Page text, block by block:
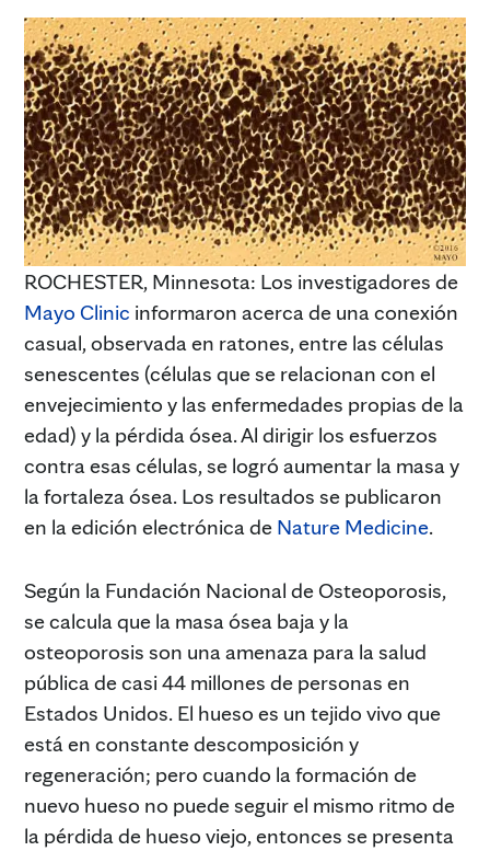
ROCHESTER, Minnesota: Los investigadores de
Mayo Clinic informaron acerca de una conexión
casual, observada en ratones, entre las células
senescentes (células que se relacionan con el
envejecimiento y las enfermedades propias de la
edad) y la pérdida ósea. Al dirigir los esfuerzos
contra esas células, se logró aumentar la masa y
la fortaleza ósea. Los resultados se publicaron
en la edición electrónica de Nature Medicine.
Según la Fundación Nacional de Osteoporosis,
se calcula que la masa ósea baja y la
osteoporosis son una amenaza para la salud
pública de casi 44 millones de personas en
Estados Unidos. El hueso es un tejido vivo que
está en constante descomposición y
regeneración; pero cuando la formación de
nuevo hueso no puede seguir el mismo ritmo de
la pérdida de hueso viejo, entonces se presenta